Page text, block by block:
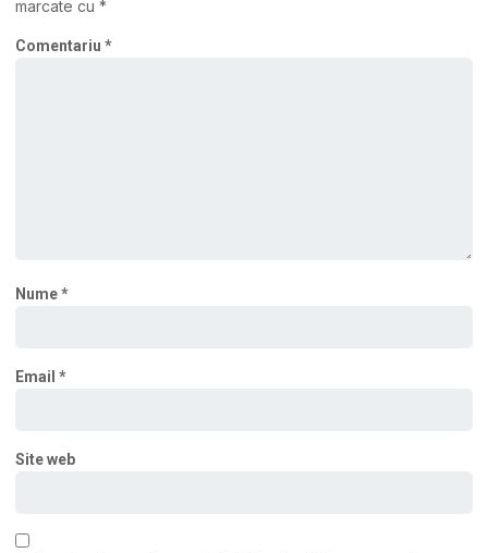
marcate cu *
Comentariu *
Nume*
Email *
Site web